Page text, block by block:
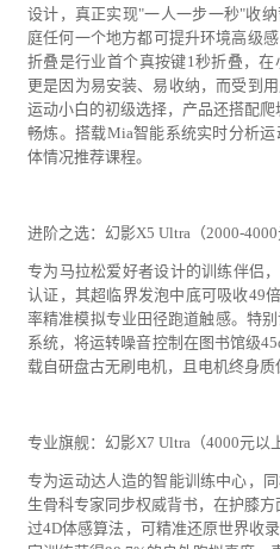
设计，真正实现"一人一步一秒"收
庭任何一个地方都可提升环境高级
折叠是行业首个真按键1秒折叠，
更是因为易安装、易收纳，而受到
运动小白的初级选择，产品还搭配
畅炼。搭载Mia智能系统实时分析
体情况推荐课程。
进阶之选：幻影X5 Ultra（2000-4000
专为马拉松爱好者设计的训练伴侣
认证，其超临界发泡中底可吸收49
率精准模拟专业田径跑道触感。特
系统，将运转噪音控制在图书馆级
载自研盘古无刷电机，且电机终身质
专业旗舰：幻影X7 Ultra（4000元以
专为运动达人造的智能训练中心，
生骨科专家同步权威背书，在护膝
过4D体感算法，可精准还原世界收